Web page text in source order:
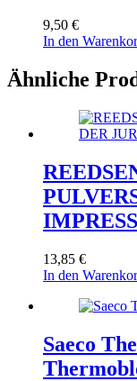
9,50 €
In den
Ähnliche
13,85 €
In den
Saeco